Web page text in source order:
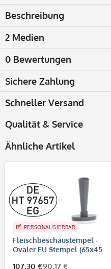
Beschreibung
2 Medien
0 Bewertungen
Sichere Zahlung
Schneller Versand
Qualität & Service
Ähnliche Artikel
PERSONALISIERBAR
Fleischbeschaustempel -
Ovaler EU Stempel (65x45
107,30 €90,17 €